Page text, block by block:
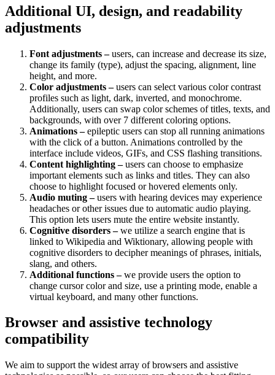
Additional UI, design, and readability
adjustments
Font adjustments –users, can increase and decrease its size,
change its family (type), adjust the spacing, alignment, line
height, and more.
Color adjustments –users can select various color contrast
profiles such as light, dark, inverted, and monochrome.
Additionally, users can swap color schemes of titles, texts, and
backgrounds, with over 7 different coloring options.
Animations –epileptic users can stop all running animations
with the click of a button. Animations controlled by the
interface include videos, GIFs, and CSS flashing transitions.
Content highlighting –users can choose to emphasize
important elements such as links and titles. They can also
choose to highlight focused or hovered elements only.
Audio muting –users with hearing devices may experience
headaches or other issues due to automatic audio playing.
This option lets users mute the entire website instantly.
Cognitive disorders –we utilize a search engine that is
linked to Wikipedia and Wiktionary, allowing people with
cognitive disorders to decipher meanings of phrases, initials,
slang, and others.
Additional functions –we provide users the option to
change cursor color and size, use a printing mode, enable a
virtual keyboard, and many other functions.
Browser and assistive technology
compatibility
We aim to support the widest array of browsers and assistive